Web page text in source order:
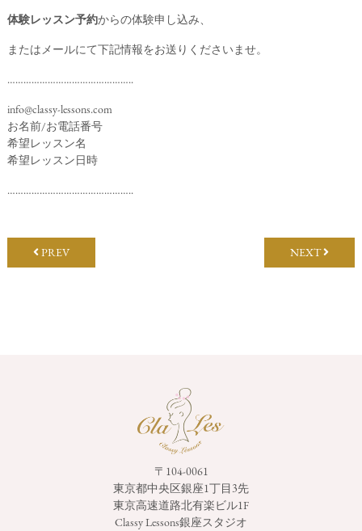
体験レッスン予約からの体験申し込み、
またはメールにて下記情報をお送りくださいませ。
………………………………………..
info@classy-lessons.com
お名前/お電話番号
希望レッスン名
希望レッスン日時
………………………………………..
PREV NEXT
〒104-0061
東京都中央区銀座1丁目3先
東京高速道路北有楽ビル1F
Classy Lessons銀座スタジオ